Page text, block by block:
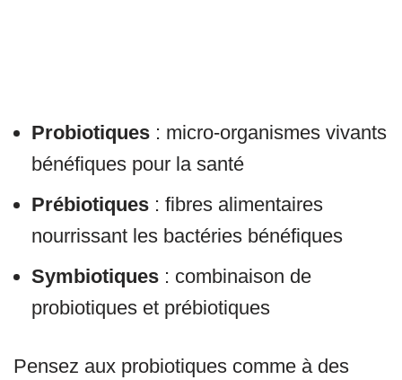
Probiotiques : micro-organismes vivants
bénéfiques pour la santé
Prébiotiques : fibres alimentaires
nourrissant les bactéries bénéfiques
Symbiotiques : combinaison de
probiotiques et prébiotiques
Pensez aux probiotiques comme à des